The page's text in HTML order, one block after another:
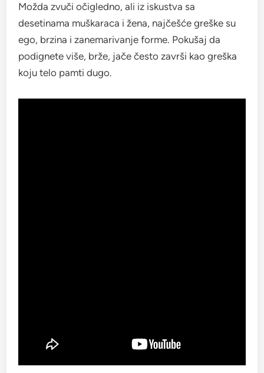
Možda zvuči očigledno, ali iz iskustva sa
desetinama muškaraca i žena, najčešće greške su
ego, brzina i zanemarivanje forme. Pokušaj da
podignete više, brže, jače često završi kao greška
koju telo pamti dugo.